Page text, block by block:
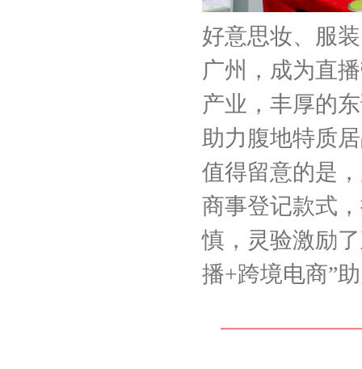
好意思妆、服
广州，成为直
产业，丰厚的
助力腹地特质
值得留意的是
商事登记款式
慎，灵验激励
播+跨境电商”